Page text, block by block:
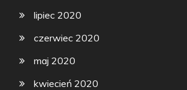
lipiec 2020
czerwiec 2020
maj 2020
kwiecień 2020